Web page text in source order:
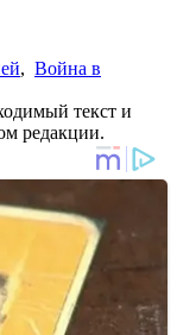
, Война в
текст и
редакции.